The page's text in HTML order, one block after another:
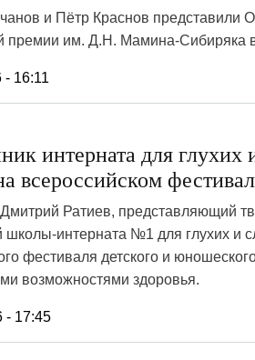
и Пётр Краснов представили
премии им. Д.Н. Мамина-Сибиряка
- 16:11
интерната для
всероссийском
Ратиев, представляющий
школы-интерната №1 для глухих
фестиваля детского и
возможностями здоровья.
- 17:45